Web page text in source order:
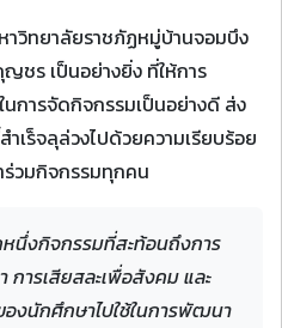
วิทยาลัยราชภัฏหมู่บ้านจอมบึง
ชร เป็นอย่างยิ่ง ที่ให้การ
การจัดกิจกรรมเป็นอย่างดี ส่ง
ำเร็จลุล่วงไปด้วยความเรียบร้อย
ร่วมกิจกรรมทุกคน
นึ่งกิจกรรมที่สะท้อนถึงการ
ารเสียสละเพื่อสังคม และ
องนักศึกษาไปใช้ในการพัฒนา